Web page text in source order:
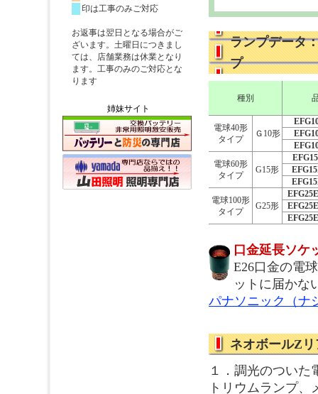
ランプデータ
プ
種別
電球40形
タイプ
Ｇ10形
電球60形
タイプ
G15形
電球100形
タイプ
G25形
口金延長ソケ
E26口金の電
ットに届かな
パナソニック（ナ
ネオボールZ
１．調光のついた
トリウムランプ
姉妹サイト